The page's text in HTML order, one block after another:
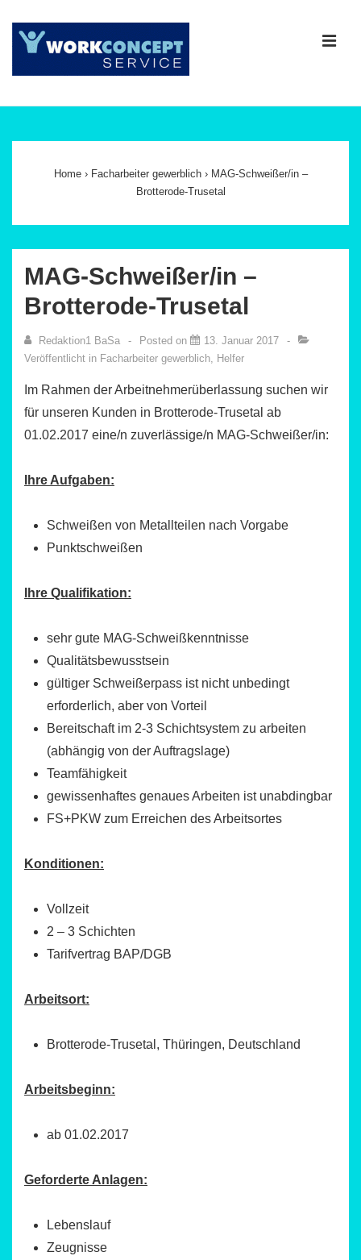
Zum
Inhalt
Navigation
Home › Facharbeiter gewerblich › MAG-Schweißer/in –
Brotterode-Trusetal
MAG-Schweißer/in –
Brotterode-Trusetal
Redaktion1 BaSa Posted on
13. Januar 2017
Veröffentlicht in Facharbeiter gewerblich, Helfer
Im Rahmen der Arbeitnehmerüberlassung suchen wir
für unseren Kunden in Brotterode-Trusetal ab
01.02.2017 eine/n zuverlässige/n MAG-Schweißer/in:
Ihre Aufgaben:
Schweißen von Metallteilen nach Vorgabe
Punktschweißen
Ihre Qualifikation:
sehr gute MAG-Schweißkenntnisse
Qualitätsbewusstsein
gültiger Schweißerpass ist nicht unbedingt
erforderlich, aber von Vorteil
Bereitschaft im 2-3 Schichtsystem zu arbeiten
(abhängig von der Auftragslage)
Teamfähigkeit
gewissenhaftes genaues Arbeiten ist unabdingbar
FS+PKW zum Erreichen des Arbeitsortes
Konditionen:
Vollzeit
2 – 3 Schichten
Tarifvertrag BAP/DGB
Arbeitsort:
Brotterode-Trusetal, Thüringen, Deutschland
Arbeitsbeginn:
ab 01.02.2017
Geforderte Anlagen:
Lebenslauf
Zeugnisse